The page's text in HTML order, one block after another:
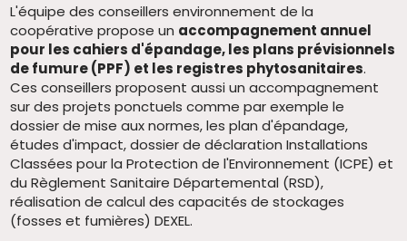
L'équipe des conseillers environnement de la
coopérative propose un accompagnement annuel
pour les cahiers d'épandage, les plans prévisionnels
de fumure (PPF) et les registres phytosanitaires.
Ces conseillers proposent aussi un accompagnement
sur des projets ponctuels comme par exemple le
dossier de mise aux normes, les plan d'épandage,
études d'impact, dossier de déclaration Installations
Classées pour la Protection de l'Environnement (ICPE) et
du Règlement Sanitaire Départemental (RSD),
réalisation de calcul des capacités de stockages
(fosses et fumières) DEXEL.